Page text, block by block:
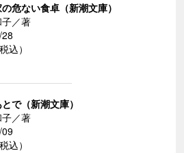
危ない食卓（新潮文庫）
／著
込）
で（新潮文庫）
／著
込）